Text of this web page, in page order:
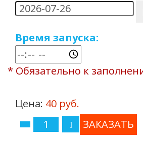
Время запуска:
* Обязательно к
Цена: 40 руб.